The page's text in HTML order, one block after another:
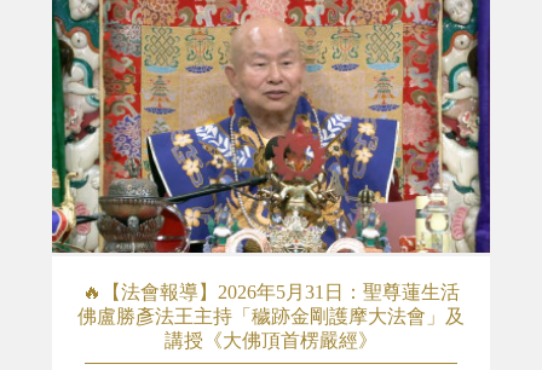
🔥【法會報導】2026年5月31日：聖尊蓮生活
佛盧勝彥法王主持「穢跡金剛護摩大法會」及
講授《大佛頂首楞嚴經》